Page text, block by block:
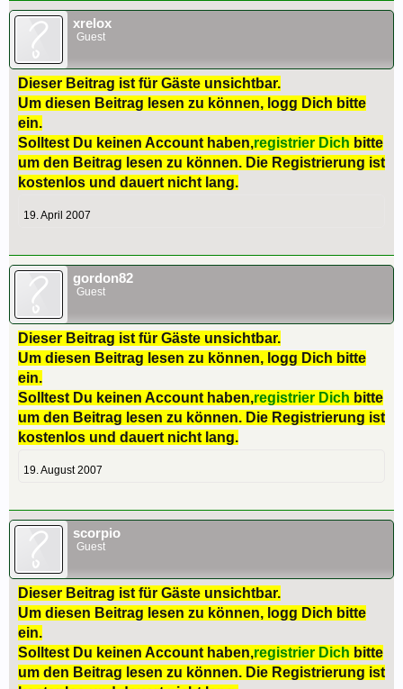
xrelox
Guest
Dieser Beitrag ist für Gäste unsichtbar.
Um diesen Beitrag lesen zu können, logg Dich bitte
ein.
Solltest Du keinen Account haben,registrier Dich bitte
um den Beitrag lesen zu können. Die Registrierung ist
kostenlos und dauert nicht lang.
19. April 2007
gordon82
Guest
Dieser Beitrag ist für Gäste unsichtbar.
Um diesen Beitrag lesen zu können, logg Dich bitte
ein.
Solltest Du keinen Account haben,registrier Dich bitte
um den Beitrag lesen zu können. Die Registrierung ist
kostenlos und dauert nicht lang.
19. August 2007
scorpio
Guest
Dieser Beitrag ist für Gäste unsichtbar.
Um diesen Beitrag lesen zu können, logg Dich bitte
ein.
Solltest Du keinen Account haben,registrier Dich bitte
um den Beitrag lesen zu können. Die Registrierung ist